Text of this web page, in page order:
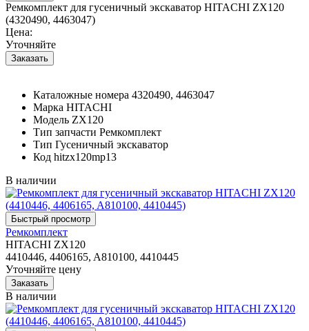
Ремкомплект для гусеничный экскаватор HITACHI ZX120
(4320490, 4463047)
Цена:
Уточняйте
Каталожные номера 4320490, 4463047
Марка HITACHI
Модель ZX120
Тип запчасти Ремкомплект
Тип Гусеничный экскаватор
Код hitzx120mp13
В наличии
Ремкомплект
HITACHI ZX120
4410446, 4406165, A810100, 4410445
Уточняйте цену
В наличии